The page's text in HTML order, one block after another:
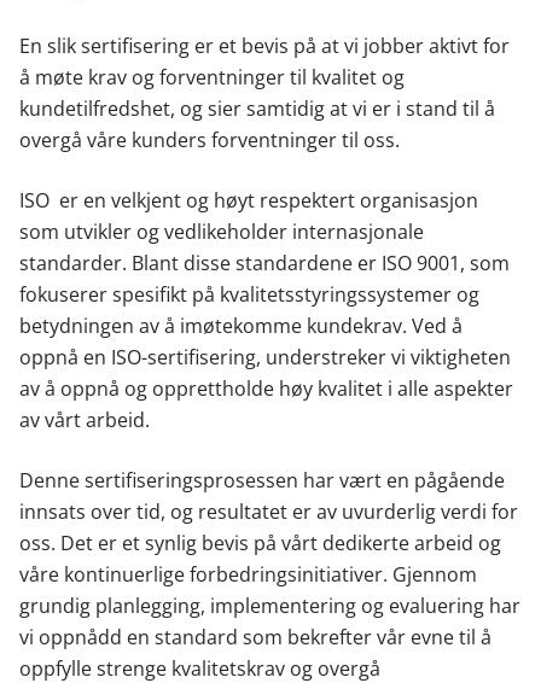
En slik sertifisering er et bevis på at vi jobber aktivt for
å møte krav og forventninger til kvalitet og
kundetilfredshet, og sier samtidig at vi er i stand til å
overgå våre kunders forventninger til oss.
ISO er en velkjent og høyt respektert organisasjon
som utvikler og vedlikeholder internasjonale
standarder. Blant disse standardene er ISO 9001, som
fokuserer spesifikt på kvalitetsstyringssystemer og
betydningen av å imøtekomme kundekrav. Ved å
oppnå en ISO-sertifisering, understreker vi viktigheten
av å oppnå og opprettholde høy kvalitet i alle aspekter
av vårt arbeid.
Denne sertifiseringsprosessen har vært en pågående
innsats over tid, og resultatet er av uvurderlig verdi for
oss. Det er et synlig bevis på vårt dedikerte arbeid og
våre kontinuerlige forbedringsinitiativer. Gjennom
grundig planlegging, implementering og evaluering har
vi oppnådd en standard som bekrefter vår evne til å
oppfylle strenge kvalitetskrav og overgå